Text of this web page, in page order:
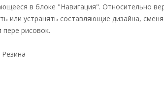
в блоке "Навигация". Относительно
или устранять составляющие дизайна,
пере рисовок.